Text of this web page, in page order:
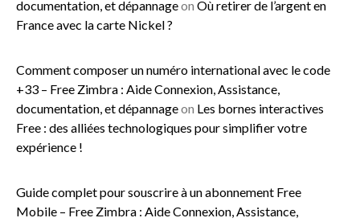
documentation, et dépannageon Où retirer de l’argent en
France avec la carte Nickel ?
Comment composer un numéro international avec le code
+33 – Free Zimbra : Aide Connexion, Assistance,
documentation, et dépannageon Les bornes interactives
Free : des alliées technologiques pour simplifier votre
expérience !
Guide complet pour souscrire à un abonnement Free
Mobile – Free Zimbra : Aide Connexion, Assistance,